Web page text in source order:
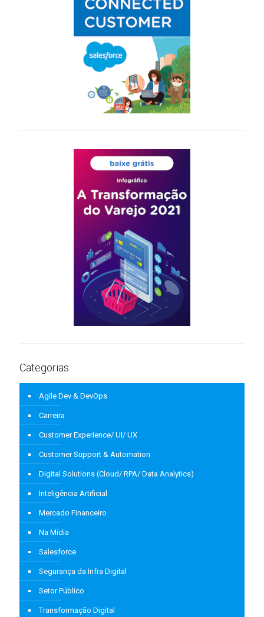
Categorias
Agile Dev & DevOps
Carreira
Customer Experience/ UI/ UX
Customer Support & Automation
Digital Solutions (Cloud/ RPA/ Data Analytics)
Inteligência Artificial
Mercado Financeiro
Na Mídia
Salesforce
Segurança da Infra Digital
Setor Público
Transformação Digital